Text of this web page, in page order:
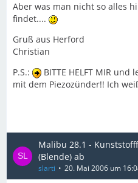
Aber was man nicht so alles
findet....
Gruß aus Herford
Christian
P.S.:
BITTE HELFT MIR
mit dem Piezozünder!! Ich
Malibu 28.1 -
(Blende) ab
slarti 20. Mai 2006 um